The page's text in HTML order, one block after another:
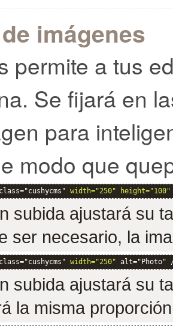
imágenes
permite a tus
Se fijará en
para
modo que
width="250" height="100"
subida ajustará su
ser necesario, la
width="250" alt="Photo"
subida ajustará su
la misma